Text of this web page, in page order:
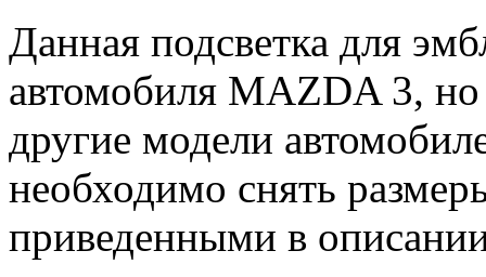
Данная подсветка для
автомобиля MAZDA 3,
другие модели
необходимо снять
приведенными в